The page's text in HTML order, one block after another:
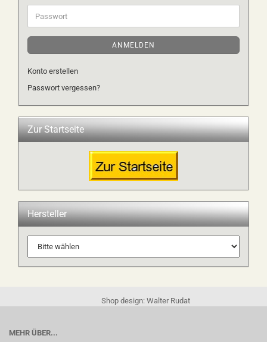
Adresse
Passwort
ANMELDEN
Konto erstellen
Passwort vergessen?
Zur Startseite
Hersteller
Shop design: Walter Rudat
MEHR ÜBER...